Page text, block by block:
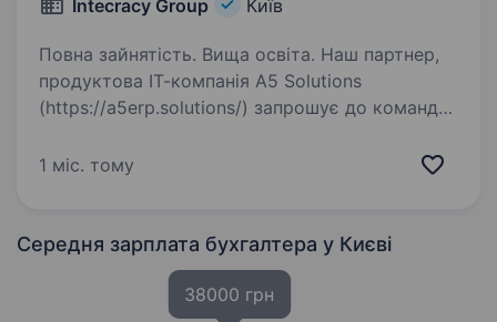
Intecracy Group Київ
Повна зайнятість. Вища освіта. Наш партнер,
продуктова ІТ-компанія A5 Solutions
(https://a5erp.solutions/) запрошує до команди
бухгалтерського обліку «А5 Бухгалтерія».
1 міс. тому
Середня зарплата бухгалтера у Києві
38000 грн